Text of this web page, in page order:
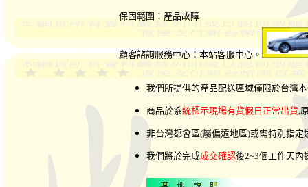
保固範圍：產品故障
顧客諮詢服務中心：本站客服中心。
我們所提供的產品配送區域僅限於台灣
商品於系統標示現場有貨假日正常出貨,
非台灣都會區(屬偏遠地區)或需特別指
我們將於完成成交確認後2~3個工作天內